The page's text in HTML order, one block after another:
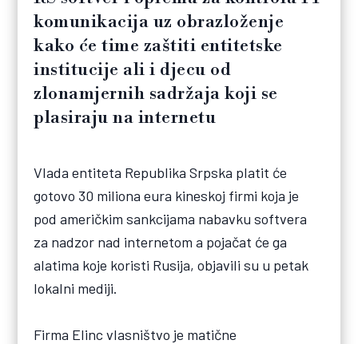
komunikacija uz obrazloženje
kako će time zaštiti entitetske
institucije ali i djecu od
zlonamjernih sadržaja koji se
plasiraju na internetu
Vlada entiteta Republika Srpska platit će
gotovo 30 miliona eura kineskoj firmi koja je
pod američkim sankcijama nabavku softvera
za nadzor nad internetom a pojačat će ga
alatima koje koristi Rusija, objavili su u petak
lokalni mediji.
Firma Elinc vlasništvo je matične